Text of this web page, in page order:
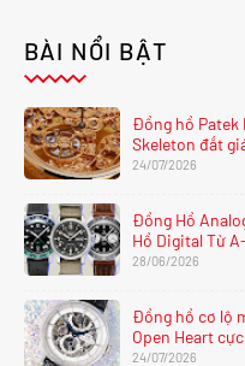
BÀI NỔI BẬT
Đồng hồ Patek
Skeleton đắt
24/07/2026
Đồng Hồ
Hồ Digital Từ
28/06/2026
Đồng hồ cơ lộ
Open Heart
24/07/2026